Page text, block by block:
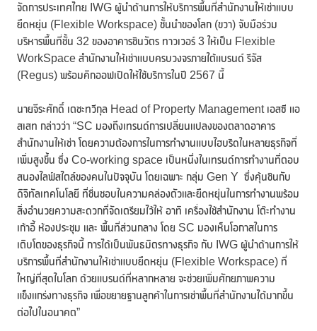
จัดการประเทศไทย IWG ผู้นำด้านการให้บริการพื้นที่สำนักงานให้เช่าแบบ
ยืดหยุ่น (Flexible Workspace) ชั้นนำของโลก (ขวา) จับมือร่วม
บริหารพื้นที่ชั้น 32 ของอาคารชินวัตร ทาวเวอร์ 3 ให้เป็น Flexible
WorkSpace สำนักงานให้เช่าแบบครบวงจรภายใต้แบรนด์ รีจัส
(Regus) พร้อมคิกออฟเปิดให้ใช้บริการในปี 2567 นี้
นายจีระศักดิ์ เตชะทวีกุล Head of Property Management เอสซี แอ
สเสท กล่าวว่า “SC มองถึงเทรนด์การเปลี่ยนแปลงของตลาดอาคาร
สำนักงานให้เช่า โดยความต้องการในการทำงานแบบไฮบริดในหลายธุรกิจที่
เพิ่มสูงขึ้น ซึ่ง Co-working space เป็นหนึ่งในเทรนด์การทำงานที่ตอบ
สนองไลฟ์สไตล์ของคนในปัจจุบัน โดยเฉพาะ กลุ่ม Gen Y ซึ่งคุ้นชินกับ
ดิจิทัลเทคโนโลยี ที่ชื่นชอบในความคล่องตัวและยืดหยุ่นในการทำงานพร้อม
สิ่งอำนวยความสะดวกที่จัดเตรียมไว้ให้ อาทิ เครื่องใช้สำนักงาน โต๊ะทำงาน
เก้าอี้ ห้องประชุม และ พื้นที่ส่วนกลาง โดย SC มองเห็นโอกาสในการ
เติบโตของธุรกิจนี้ การได้เป็นพันธมิตรทางธุรกิจ กับ IWG ผู้นำด้านการให้
บริการพื้นที่สำนักงานให้เช่าแบบยืดหยุ่น (Flexible Workspace) ที่
ใหญ่ที่สุดในโลก ด้วยแบรนด์ที่หลากหลาย จะช่วยเพิ่มศักยภาพความ
แข็งแกร่งทางธุรกิจ เพื่อขยายฐานลูกค้าในการเช่าพื้นที่สำนักงานได้มากขึ้น
ต่อไปในอนาคต”